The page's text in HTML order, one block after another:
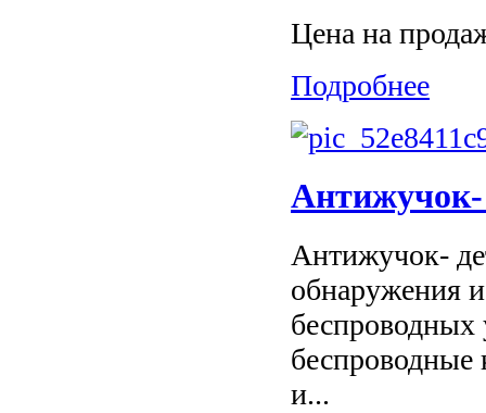
Цена на
Подробнее
Антижучок-
Антижучок-
обнаружения
беспроводных
и...